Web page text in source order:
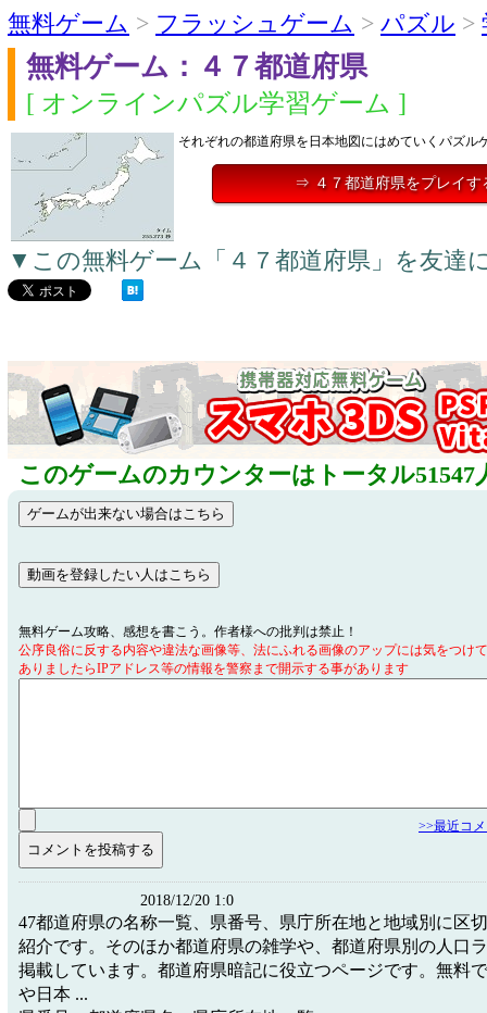
無料ゲーム > フラッシュゲーム > パズル >
無料ゲーム：４７都道府県
[ オンラインパズル学習ゲーム ]
それぞれの都道府県を日本地図にはめていくパズル
⇒ ４７都道府県をプレイす
▼この無料ゲーム「４７都道府県」を友達
このゲームのカウンターはトータル51547
無料ゲーム攻略、感想を書こう。作者様への批判は禁止！
公序良俗に反する内容や違法な画像等、法にふれる画像のアップには気をつけ
ありましたらIPアドレス等の情報を警察まで開示する事があります
>>最近コ
2018/12/20 1:0
47都道府県の名称一覧、県番号、県庁所在地と地域別に区
紹介です。そのほか都道府県の雑学や、都道府県別の人口
掲載しています。都道府県暗記に役立つページです。無料
や日本 ...